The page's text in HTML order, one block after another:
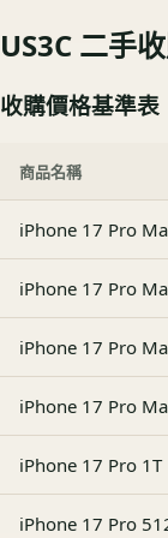
US3C 二手
收購價格基準表
商品名稱
iPhone 17 Pro
iPhone 17 Pro
iPhone 17 Pro
iPhone 17 Pro
iPhone 17 Pro 1T
iPhone 17 Pro